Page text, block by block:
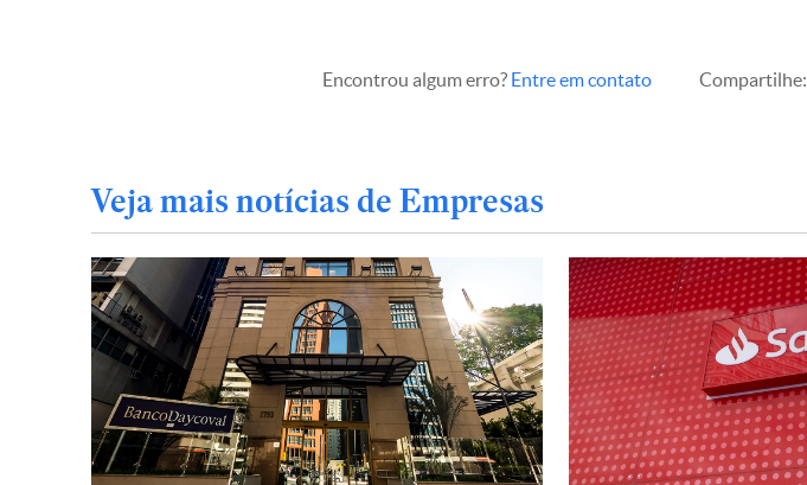
Encontrou algum erro? Entre em contato Compartilhe:
Veja mais notícias de Empresas